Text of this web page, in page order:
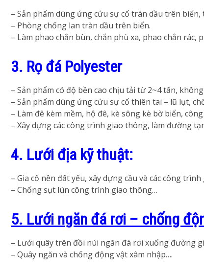
– Sản phẩm dùng ứng cứu sự cố tràn dầu trên biển,
– Phòng chống lan tràn dầu trên biển.
– Làm phao chắn bùn, chắn phù xa, phao chắn rác,
3. Rọ đá Polyester
– Sản phẩm có độ bền cao chịu tải từ 2~4 tấn,
– Sản phẩm dùng ứng cứu sự cố thiên tai – lũ lụt,
– Làm đê kèm mềm, hộ đê, kè sông kè bờ biển,
– Xây dựng các công trình giao thông, làm đường
4. Lưới địa kỹ thuật:
– Gia cố nền đất yếu, xây dựng cầu và các công
– Chống sụt lún công trình giao thông…
5. Lưới ngăn đá rơi – chống
– Lưới quây trên đồi núi ngăn đá rơi xuống đường
– Quây ngăn và chống động vật xâm nhập….